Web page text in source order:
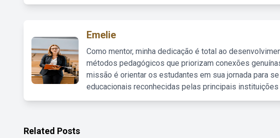
Emelie
Como mentor, minha dedicação é total ao
métodos pedagógicos que priorizam conexões
missão é orientar os estudantes em sua jornada para
educacionais reconhecidas pelas principais instituições
Related Posts